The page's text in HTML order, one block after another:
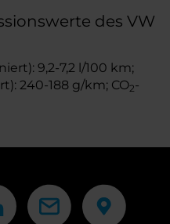
des VW
9,2-7,2 l/100 km;
240-188 g/km; CO2-